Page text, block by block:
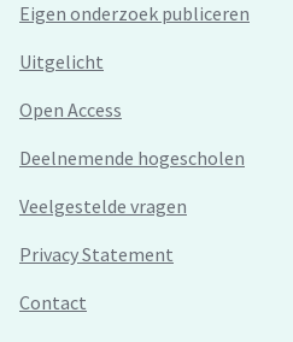
Eigen onderzoek publiceren
Uitgelicht
Open Access
Deelnemende hogescholen
Veelgestelde vragen
Privacy Statement
Contact